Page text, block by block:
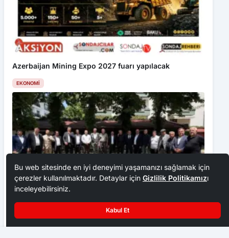
Azerbaijan Mining Expo 2027 fuarı yapılacak
EKONOMI
Ankara Ziraat Odaları; hububat alım fiyatları çiftçimizi
üzdü
Bu web sitesinde en iyi deneyimi yaşamanızı sağlamak için
çerezler kullanılmaktadır. Detaylar için Gizlilik Politikamızı
inceleyebilirsiniz.
Kabul Et